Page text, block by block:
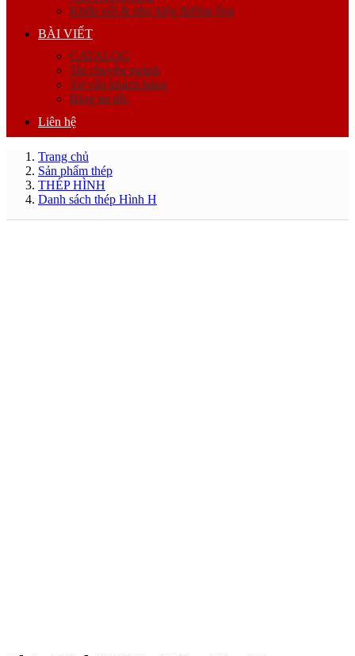
Khớp nối & phụ kiện đường ống
BÀI VIẾT
CATALOG
Tin chuyên ngành
Tư vấn khách hàng
Blog tin tức
Liên hệ
Trang chủ
Sản phẩm thép
THÉP HÌNH
Danh sách thép Hình H